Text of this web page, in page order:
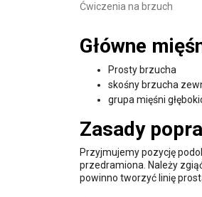
Ćwiczenia na brzuch
Główne
Prosty brzucha
skośny brzucha
grupa mięśni
Zasady
Przyjmujemy pozycję
przedramiona. Należy
powinno tworzyć linię